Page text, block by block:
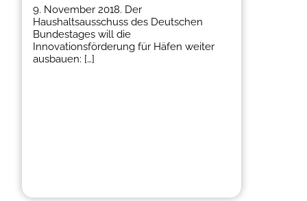
9. November 2018. Der
Haushaltsausschuss des Deutschen
Bundestages will die
Innovationsförderung für Häfen weiter
ausbauen: […]